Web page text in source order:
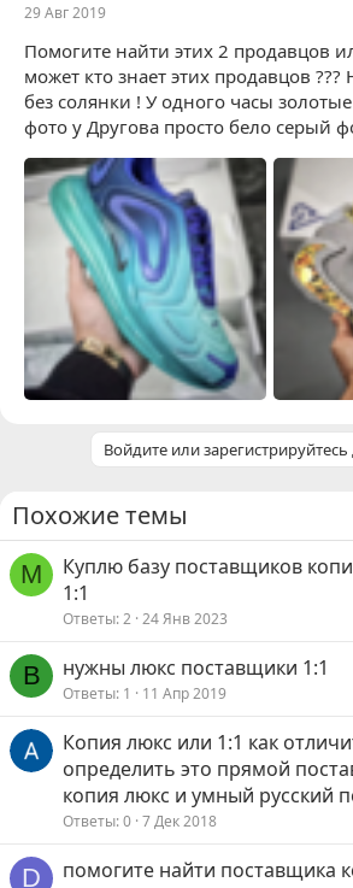
29 Авг 2019
Помогите найти этих 2 продавцов
может кто знает этих продавцов
без солянки ! У одного часы
фото у Другова просто бело серый
Войдите или зарегистрируйтесь
Похожие темы
M
Куплю базу поставщиков
1:1
Ответы 2 24 Янв 2023
B нужны люкс поставщики 1:1
Ответы 1 11 Апр 2019
Копия люкс или 1:1 как
определить это прямой
копия люкс и умный русский
Ответы 0 7 Дек 2018
D помогите найти поставщика